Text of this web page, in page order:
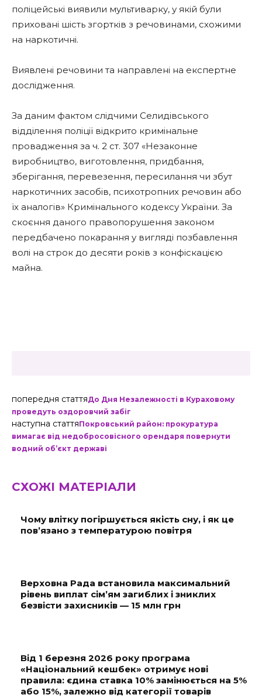
поліцейські виявили мультиварку, у якій були
приховані шість згортків з речовинами, схожими
на наркотичні.
Виявлені речовини та направлені на експертне
дослідження.
За даним фактом слідчими Селидівського
відділення поліції відкрито кримінальне
провадження за ч. 2 ст. 307 «Незаконне
виробництво, виготовлення, придбання,
зберігання, перевезення, пересилання чи збут
наркотичних засобів, психотропних речовин або
їх аналогів» Кримінального кодексу України. За
скоєння даного правопорушення законом
передбачено покарання у вигляді позбавлення
волі на строк до десяти років з конфіскацією
майна.
попередня статтяДо Дня Незалежності в Кураховому
проведуть оздоровчий забіг
наступна статтяПокровський район: прокуратура
вимагає від недобросовісного орендаря повернути
водний об’єкт державі
СХОЖІ МАТЕРІАЛИ
Чому влітку погіршується якість сну, і як це
пов’язано з температурою повітря
Верховна Рада встановила максимальний
рівень виплат сім’ям загиблих і зниклих
безвісти захисників — 15 млн грн
Від 1 березня 2026 року програма
«Національний кешбек» отримує нові
правила: єдина ставка 10% замінюється на 5%
або 15%, залежно від категорії товарів